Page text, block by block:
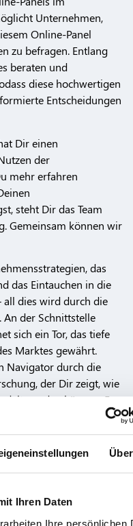
Ihren Daten
Ihre persönlichen
Unternehmen,
Online-Panel
zu befragen. Entlang
beraten und
diese hochwertigen
Entscheidungen
Dir einen
der
mehr erfahren
steht Dir das Team
Gemeinsam können wir
das
das Eintauchen in die
all dies wird durch die
der Schnittstelle
sich ein Tor, das tiefe
Marktes gewährt.
Navigator durch die
der Dir zeigt, wie
werden können. Es
Mechanismen hinter
zukünftige
Weg für Innovationen